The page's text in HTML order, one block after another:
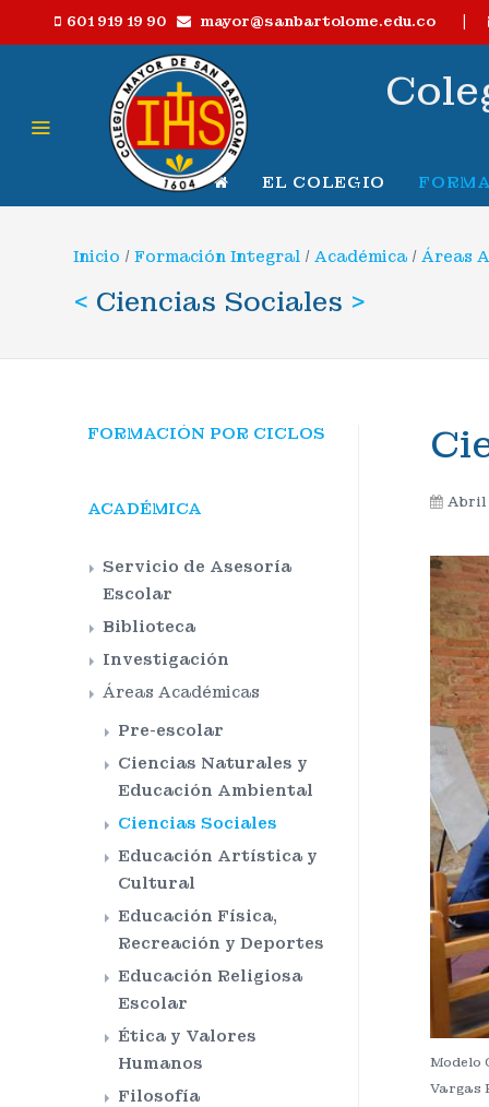
601 919 19 90 mayor@sanbartolome.edu.co |
EL COLEGIO
Inicio /Formación Integral /Académica /Áreas
< Ciencias Sociales >
FORMACIÓN POR CICLOS
ACADÉMICA
Servicio de Asesoría
Escolar
Biblioteca
Investigación
Áreas Académicas
Pre-escolar
Ciencias Naturales y
Educación Ambiental
Ciencias Sociales
Educación Artística y
Cultural
Educación Física,
Recreación y Deportes
Educación Religiosa
Escolar
Ética y Valores
Humanos
Filosofía
Abril
Modelo
Vargas